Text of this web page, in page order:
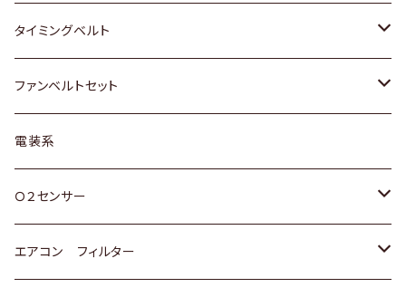
三菱
スバル
日野
クライスラー
ダイハツ
マツダ
三菱
スバル
ホンダ
マツダ
スズキ
ダイハツ
マツダ
三菱
スバル
ホンダ
スズキ
日産
ダイハツ
マツダ
タイミングベルト
トヨタ
スズキ
ダイハツ
三菱
ファンベルトセット
トヨタ
ホンダ
スズキ
電装系
Ｏ２センサー
トヨタ
エアコン フィルター